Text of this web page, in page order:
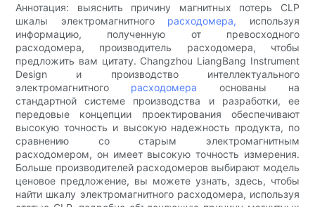
Аннотация: выяснить причину магнитных потерь CLP
шкалы электромагнитного расходомера, используя
информацию, полученную от превосходного
расходомера, производитель расходомера, чтобы
предложить вам цитату. Changzhou LiangBang Instrument
Design и производство интеллектуального
электромагнитного расходомера основаны на
стандартной системе производства и разработки, ее
передовые концепции проектирования обеспечивают
высокую точность и высокую надежность продукта, по
сравнению со старым электромагнитным
расходомером, он имеет высокую точность измерения.
Больше производителей расходомеров выбирают модель
ценовое предложение, вы можете узнать, здесь, чтобы
найти шкалу электромагнитного расходомера, используя